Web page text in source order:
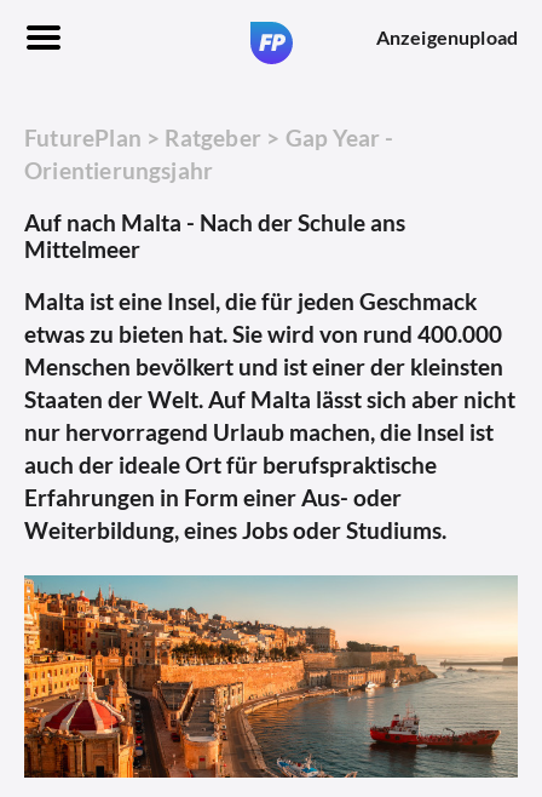
Anzeigenupload
FuturePlan > Ratgeber > Gap Year -
Orientierungsjahr
Auf nach Malta - Nach der Schule ans
Mittelmeer
Malta ist eine Insel, die für jeden Geschmack
etwas zu bieten hat. Sie wird von rund 400.000
Menschen bevölkert und ist einer der kleinsten
Staaten der Welt. Auf Malta lässt sich aber nicht
nur hervorragend Urlaub machen, die Insel ist
auch der ideale Ort für berufspraktische
Erfahrungen in Form einer Aus- oder
Weiterbildung, eines Jobs oder Studiums.